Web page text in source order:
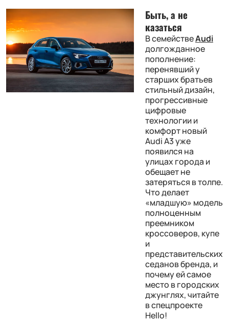
Быть, а не
казаться
В семействеAudi
долгожданное
пополнение:
перенявший у
старших братьев
стильный дизайн,
прогрессивные
цифровые
технологии и
комфорт новый
Audi A3 уже
появился на
улицах города и
обещает не
затеряться в толпе.
Что делает
«младшую» модель
полноценным
преемником
кроссоверов, купе
и
представительских
седанов бренда, и
почему ей самое
место в городских
джунглях, читайте
в спецпроекте
Hello!